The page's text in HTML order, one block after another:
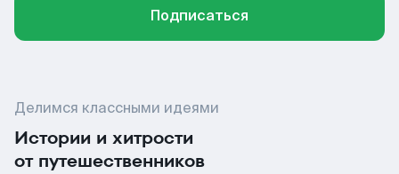
Подписаться
Делимся классными идеями
Истории и хитрости
от путешественников